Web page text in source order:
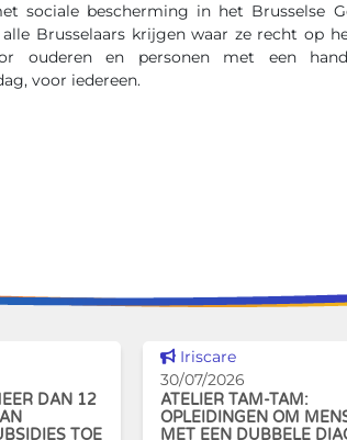
sociale bescherming in het Brusselse
Brusselaars krijgen waar ze recht op
ouderen en personen met een
voor iedereen.
DAN 12
TOE
Dit nieuws tonen
Iriscare
30/07/2026
ATELIER TAM-TAM:
OPLEIDINGEN OM
MET EEN DUBBELE